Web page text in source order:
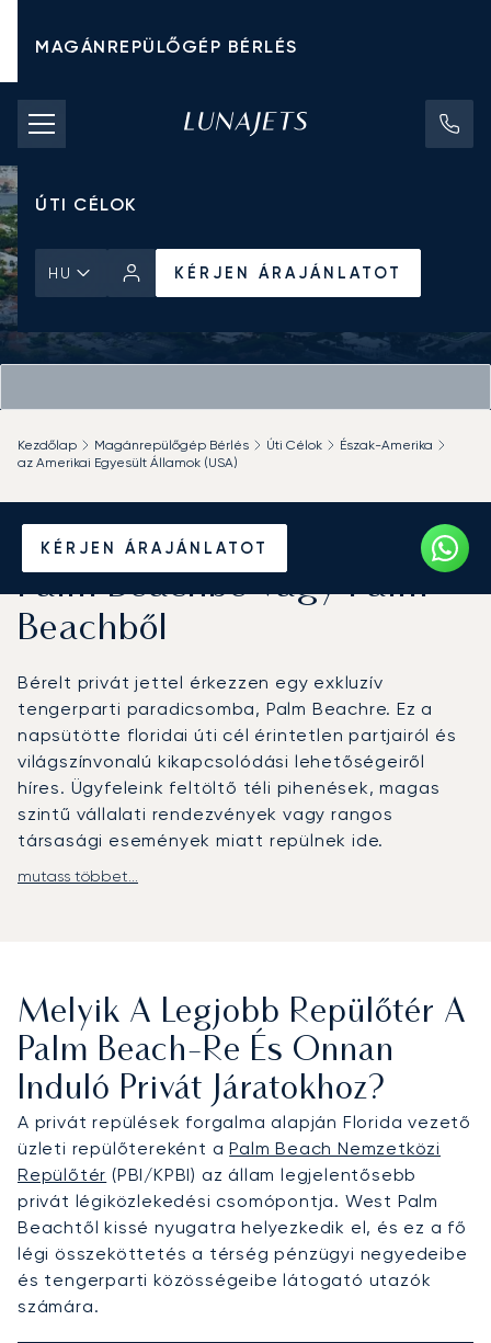
MAGÁNREPÜLŐGÉP BÉRLÉS
CHARTER ÁRAK
MAGÁNREPÜLŐGÉPEK
ÚTI CÉLOK
HU KÉRJEN ÁRAJÁNLATOT
KÉRJEN ÁRAJÁNLATOT
Kezdőlap Magánrepülőgép Bérlés Úti Célok
Észak-Amerika
az Amerikai Egyesült Államok (USA)
Béreljen magánrepülőt
Palm Beachbe vagy Palm
Beachből
Bérelt privát jettel érkezzen egy exkluzív
tengerparti paradicsomba, Palm Beachre. Ez a
napsütötte floridai úti cél érintetlen partjairól és
világszínvonalú kikapcsolódási lehetőségeiről
híres. Ügyfeleink feltöltő téli pihenések, magas
szintű vállalati rendezvények vagy rangos
társasági események miatt repülnek ide.
A LunaJets-szel a repülési tervet teljes
rugalmasság zökkenőmentes átszállást tesz
lehetővé a kifutópályáról az Önre várakozó
Európa első, szigorú ARGUS tanúsítvánnyal
rendelkező privát jet brókereként
elkötelezettségünk a felülvizsgált biztonság és a
működési kiválóság iránt megkérdőjelezhetetlen.
Ez a magas szintű minőség teljes bizalmat nyújt,
garantálva, hogy repülését kivételes
professzionalizmussal és odafigyeléssel kezeljük.
mutass többet...
Melyik A Legjobb Repülőtér A
Palm Beach-Re És Onnan
Induló Privát Járatokhoz?
A privát repülések forgalma alapján Florida vezető
üzleti repülőtereként aPalm Beach Nemzetközi
Repülőtér (PBI/KPBI) az állam legjelentősebb
privát légiközlekedési csomópontja. West Palm
Beachtől kissé nyugatra helyezkedik el, és ez a fő
légi összeköttetés a térség pénzügyi negyedeibe
és tengerparti közösségeibe látogató utazók
számára.